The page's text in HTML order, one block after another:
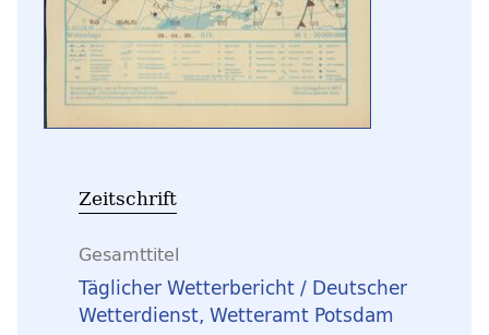
Zeitschrift
Gesamttitel
Täglicher Wetterbericht / Deutscher
Wetterdienst, Wetteramt Potsdam